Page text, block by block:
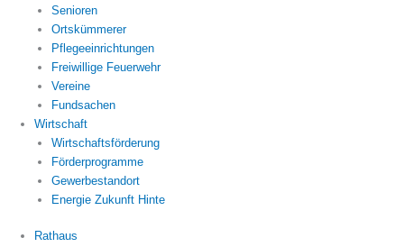
Senioren
Ortskümmerer
Pflegeeinrichtungen
Freiwillige Feuerwehr
Vereine
Fundsachen
Wirtschaft
Wirtschaftsförderung
Förderprogramme
Gewerbestandort
Energie Zukunft Hinte
Rathaus